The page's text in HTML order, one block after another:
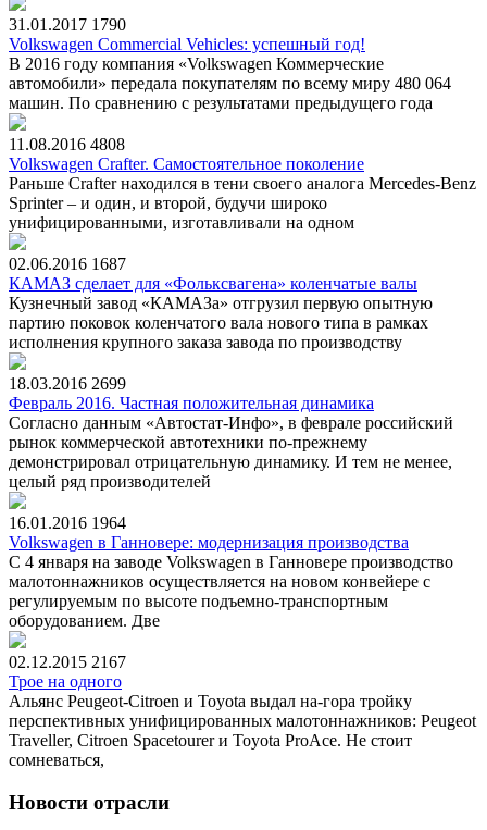
31.01.2017 1790
Volkswagen Commercial Vehicles: успешный год!
В 2016 году компания «Volkswagen Коммерческие
автомобили» передала покупателям по всему миру 480 064
машин. По сравнению с результатами предыдущего года
11.08.2016 4808
Volkswagen Crafter. Самостоятельное поколение
Раньше Crafter находился в тени своего аналога Mercedes-Benz
Sprinter – и один, и второй, будучи широко
унифицированными, изготавливали на одном
02.06.2016 1687
КАМАЗ сделает для «Фольксвагена» коленчатые валы
Кузнечный завод «КАМАЗа» отгрузил первую опытную
партию поковок коленчатого вала нового типа в рамках
исполнения крупного заказа завода по производству
18.03.2016 2699
Февраль 2016. Частная положительная динамика
Согласно данным «Автостат-Инфо», в феврале российский
рынок коммерческой автотехники по-прежнему
демонстрировал отрицательную динамику. И тем не менее,
целый ряд производителей
16.01.2016 1964
Volkswagen в Ганновере: модернизация производства
С 4 января на заводе Volkswagen в Ганновере производство
малотоннажников осуществляется на новом конвейере с
регулируемым по высоте подъемно-транспортным
оборудованием. Две
02.12.2015 2167
Трое на одного
Альянс Peugeot-Citroen и Toyota выдал на-гора тройку
перспективных унифицированных малотоннажников: Peugeot
Traveller, Citroen Spacetourer и Toyota ProAce. Не стоит
сомневаться,
Новости отрасли